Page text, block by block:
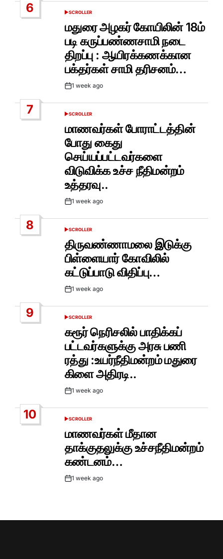
6
POSTED
SCROLLER
மதுரை அழகர் கோயிலின் 18ம்
படி கருப்பண்ணசாமி நடை
திறப்பு : ஆயிரக்கணக்கான
பக்தர்கள் சாமி தரிசனம்…
Post1 week ago
7
POSTED
SCROLLER
மாணவர்கள் போராட்டத்தின்
போது கைது
செய்யப்பட்டவர்களை
விடுவிக்க உச்ச நீதிமன்றம்
உத்தரவு..
Post1 week ago
8
POSTED
SCROLLER
திருவண்ணாமலை இடுக்கு
பிள்ளையார் கோவிலில்
கட்டுப்பாடு விதிப்பு…
Post1 week ago
9
POSTED
SCROLLER
கரூர் நெரிசலில் பாதிக்கப்
பட்டவர்களுக்கு அரசு பணி
ரத்து :உயர்நீதிமன்றம் மதுரை
கிளை அதிரடி..
Post1 week ago
10
POSTED
SCROLLER
மாணவர்கள் மீதான
தாக்குதலுக்கு உச்சநீதிமன்றம்
கண்டனம்…
Post1 week ago